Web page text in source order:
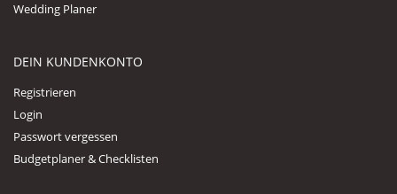
Wedding Planer
DEIN KUNDENKONTO
Registrieren
Login
Passwort vergessen
Budgetplaner & Checklisten